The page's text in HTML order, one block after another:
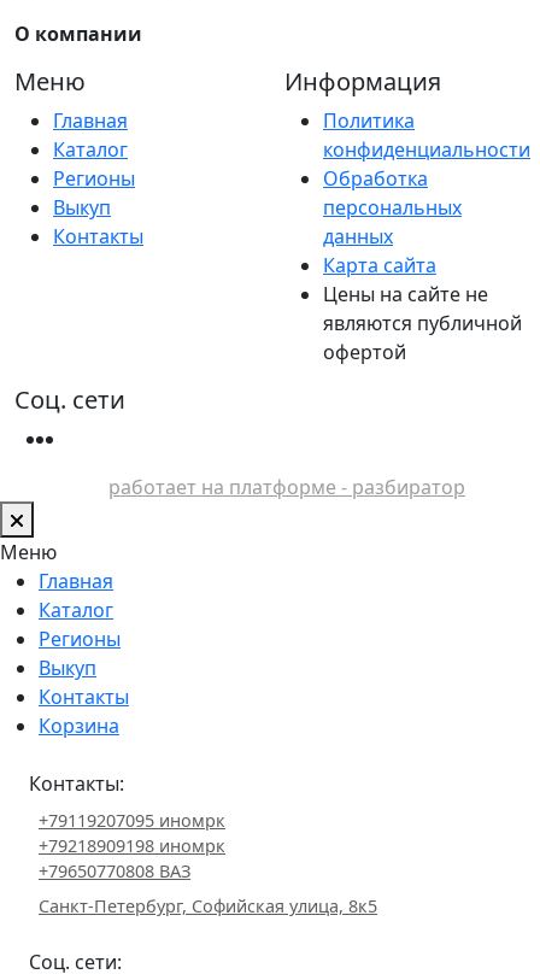
О компании
Меню
Главная
Каталог
Регионы
Выкуп
Контакты
Информация
Политика
конфиденциальности
Обработка
персональных
данных
Карта сайта
Цены на сайте не
являются публичной
офертой
Соц. сети
работает на платформе - разбиратор
Меню
Главная
Каталог
Регионы
Выкуп
Контакты
Корзина
Контакты:
+79119207095 иномрк
+79218909198 иномрк
+79650770808 ВАЗ
Санкт-Петербург, Софийская улица, 8к5
Соц. сети: